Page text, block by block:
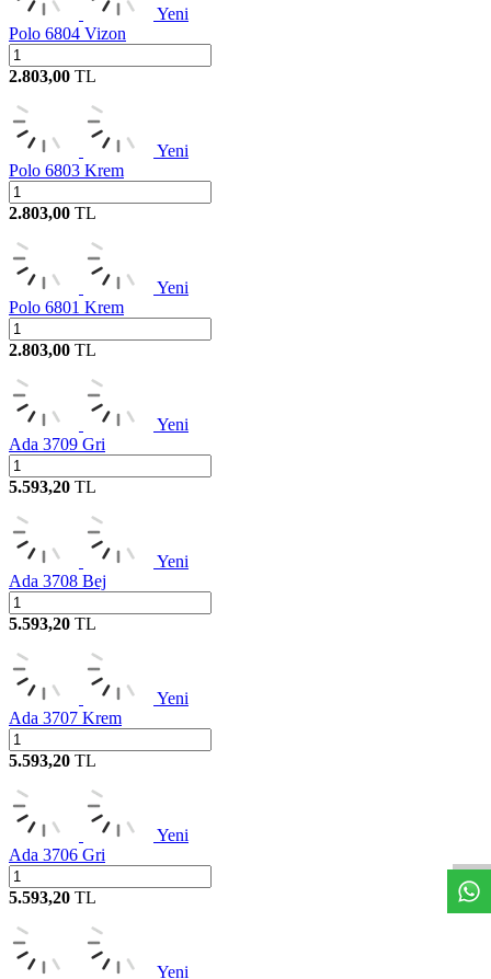
Yeni
Polo 6804 Vizon
2.803,00 TL
Yeni
Polo 6803 Krem
2.803,00 TL
Yeni
Polo 6801 Krem
2.803,00 TL
Yeni
Ada 3709 Gri
5.593,20 TL
Yeni
Ada 3708 Bej
5.593,20 TL
Yeni
Ada 3707 Krem
5.593,20 TL
Yeni
Ada 3706 Gri
5.593,20 TL
Yeni